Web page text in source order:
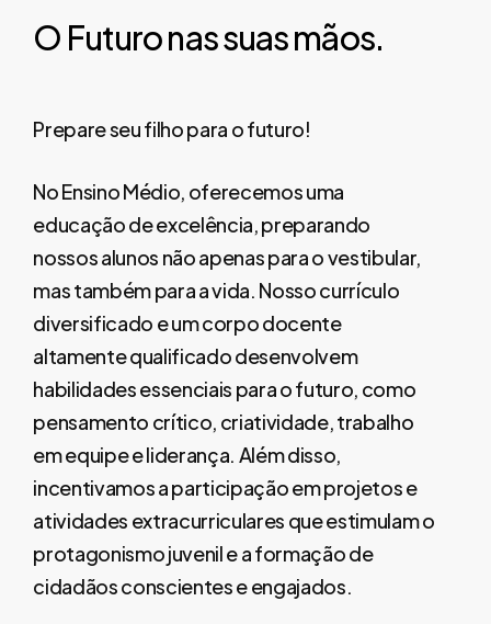
O Futuronassuasmãos.
Prepare seu filho para o futuro!
No Ensino Médio, oferecemos uma
educação de excelência, preparando
nossos alunos não apenas para o vestibular,
mas também para a vida. Nosso currículo
diversificado e um corpo docente
altamente qualificado desenvolvem
habilidades essenciais para o futuro, como
pensamento crítico, criatividade, trabalho
em equipe e liderança. Além disso,
incentivamos a participação em projetos e
atividades extracurriculares que estimulam o
protagonismo juvenil e a formação de
cidadãos conscientes e engajados.